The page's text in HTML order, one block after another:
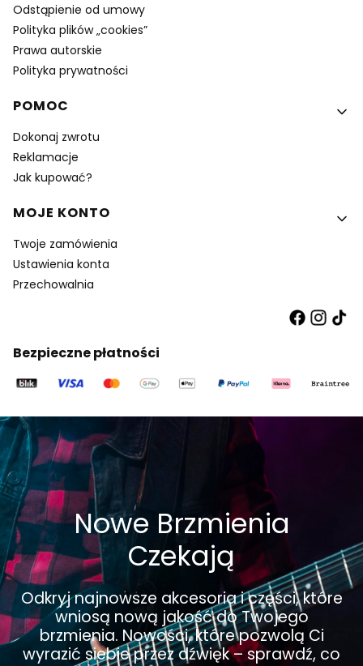
Odstąpienie od umowy
Polityka plików „cookies”
Prawa autorskie
Polityka prywatności
POMOC
Dokonaj zwrotu
Reklamacje
Jak kupować?
MOJE KONTO
Twoje zamówienia
Ustawienia konta
Przechowalnia
Bezpieczne płatności
Nowe Brzmienia
Czekają
Odkryj najnowsze akcesoria i części, które
wniosą nową jakość do Twojego
brzmienia. Nowości, które pozwolą Ci
wyrazić siebie przez dźwięk – sprawdź, co